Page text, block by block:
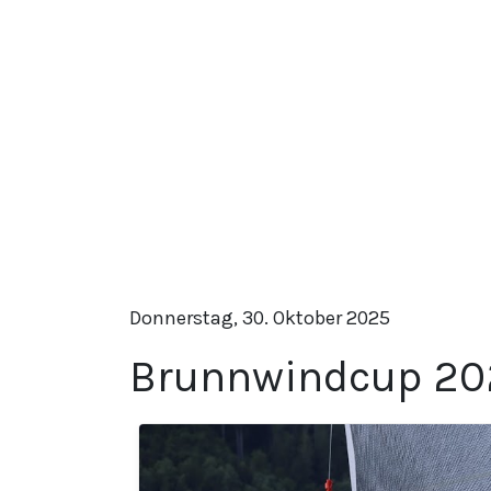
Donnerstag, 30. Oktober 2025
Brunnwindcup